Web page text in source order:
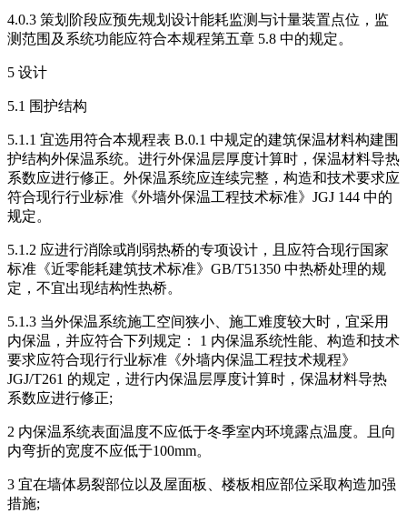
4.0.3 策划阶段应预先规划设计能耗监测与计量装置点位，监
测范围及系统功能应符合本规程第五章 5.8 中的规定。
5 设计
5.1 围护结构
5.1.1 宜选用符合本规程表 B.0.1 中规定的建筑保温材料构建围
护结构外保温系统。进行外保温层厚度计算时，保温材料导热
系数应进行修正。外保温系统应连续完整，构造和技术要求应
符合现行行业标准《外墙外保温工程技术标准》JGJ 144 中的
规定。
5.1.2 应进行消除或削弱热桥的专项设计，且应符合现行国家
标准《近零能耗建筑技术标准》GB/T51350 中热桥处理的规
定，不宜出现结构性热桥。
5.1.3 当外保温系统施工空间狭小、施工难度较大时，宜采用
内保温，并应符合下列规定： 1 内保温系统性能、构造和技术
要求应符合现行行业标准《外墙内保温工程技术规程》
JGJ/T261 的规定，进行内保温层厚度计算时，保温材料导热
系数应进行修正;
2 内保温系统表面温度不应低于冬季室内环境露点温度。且向
内弯折的宽度不应低于100mm。
3 宜在墙体易裂部位以及屋面板、楼板相应部位采取构造加强
措施;